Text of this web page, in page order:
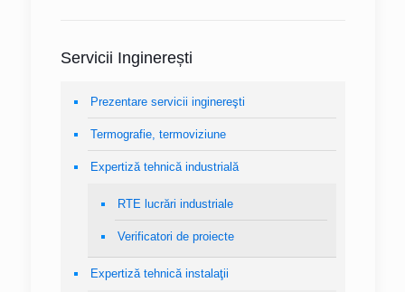
Servicii Inginerești
Prezentare servicii inginereşti
Termografie, termoviziune
Expertiză tehnică industrială
RTE lucrări industriale
Verificatori de proiecte
Expertiză tehnică instalaţii